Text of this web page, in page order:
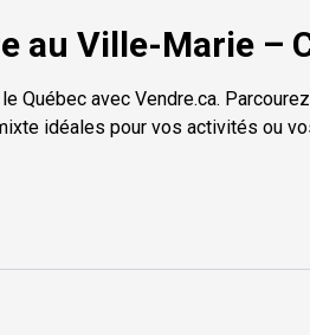
au Ville-Marie –
Québec avec Vendre.ca.
idéales pour vos activités ou